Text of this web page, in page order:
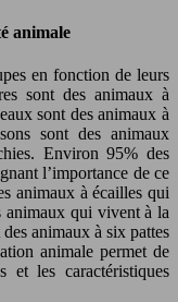
animale
en fonction de leurs
sont des animaux à
sont des animaux à
sont des animaux
Environ 95% des
l’importance de ce
animaux à écailles qui
animaux qui vivent à la
animaux à six pattes
animale permet de
et les caractéristiques